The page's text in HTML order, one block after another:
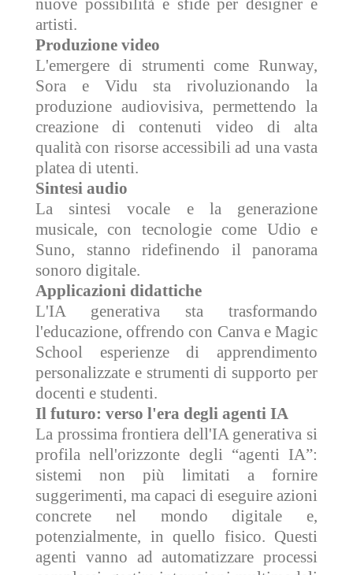
nuove possibilità e sfide per designer e
artisti.
Produzione video
L'emergere di strumenti come Runway,
Sora e Vidu sta rivoluzionando la
produzione audiovisiva, permettendo la
creazione di contenuti video di alta
qualità con risorse accessibili ad una vasta
platea di utenti.
Sintesi audio
La sintesi vocale e la generazione
musicale, con tecnologie come Udio e
Suno, stanno ridefinendo il panorama
sonoro digitale.
Applicazioni didattiche
L'IA generativa sta trasformando
l'educazione, offrendo con Canva e Magic
School esperienze di apprendimento
personalizzate e strumenti di supporto per
docenti e studenti.
Il futuro: verso l'era degli agenti IA
La prossima frontiera dell'IA generativa si
profila nell'orizzonte degli “agenti IA”:
sistemi non più limitati a fornire
suggerimenti, ma capaci di eseguire azioni
concrete nel mondo digitale e,
potenzialmente, in quello fisico. Questi
agenti vanno ad automatizzare processi